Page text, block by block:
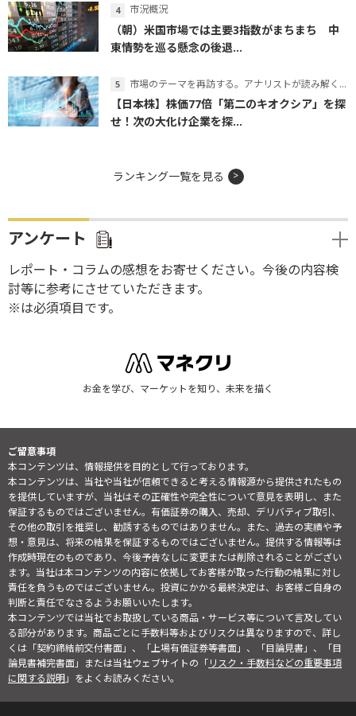
市況概況
（朝）米国市場では主要3指数がまちまち 中
東情勢を巡る懸念の後退...
市場のテーマを再訪する。アナリストが読み解くテーマの本質
【日本株】株価77倍「第二のキオクシア」を探
せ！次の大化け企業を探...
ランキング一覧を見る
アンケート
レポート・コラムの感想をお寄せください。今後の内容検
討等に参考にさせていただきます。
※は必須項目です。
お金を学び、マーケットを知り、未来を描く
ご留意事項
本コンテンツは、情報提供を目的として行っております。
本コンテンツは、当社や当社が信頼できると考える情報源から提供されたもの
を提供していますが、当社はその正確性や完全性について意見を表明し、また
保証するものではございません。有価証券の購入、売却、デリバティブ取引、
その他の取引を推奨し、勧誘するものではありません。また、過去の実績や予
想・意見は、将来の結果を保証するものではございません。提供する情報等は
作成時現在のものであり、今後予告なしに変更または削除されることがござい
ます。当社は本コンテンツの内容に依拠してお客様が取った行動の結果に対し
責任を負うものではございません。投資にかかる最終決定は、お客様ご自身の
判断と責任でなさるようお願いいたします。
本コンテンツでは当社でお取扱している商品・サービス等について言及してい
る部分があります。商品ごとに手数料等およびリスクは異なりますので、詳し
くは「契約締結前交付書面」、「上場有価証券等書面」、「目論見書」、「目
論見書補完書面」または当社ウェブサイトの「リスク・手数料などの重要事項
に関する説明」をよくお読みください。